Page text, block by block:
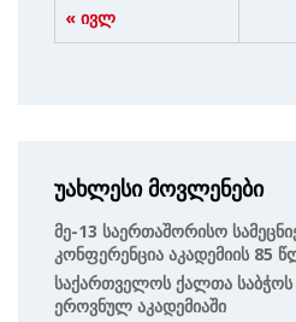
« ივლ
უახლესი მოვლენები
Მე-13 Საერთაშორისო
Კონფერენცია Აკადემიის 85
Საქართველოს Ქალთა Საბჭოს
Ეროვნულ Აკადემიაში